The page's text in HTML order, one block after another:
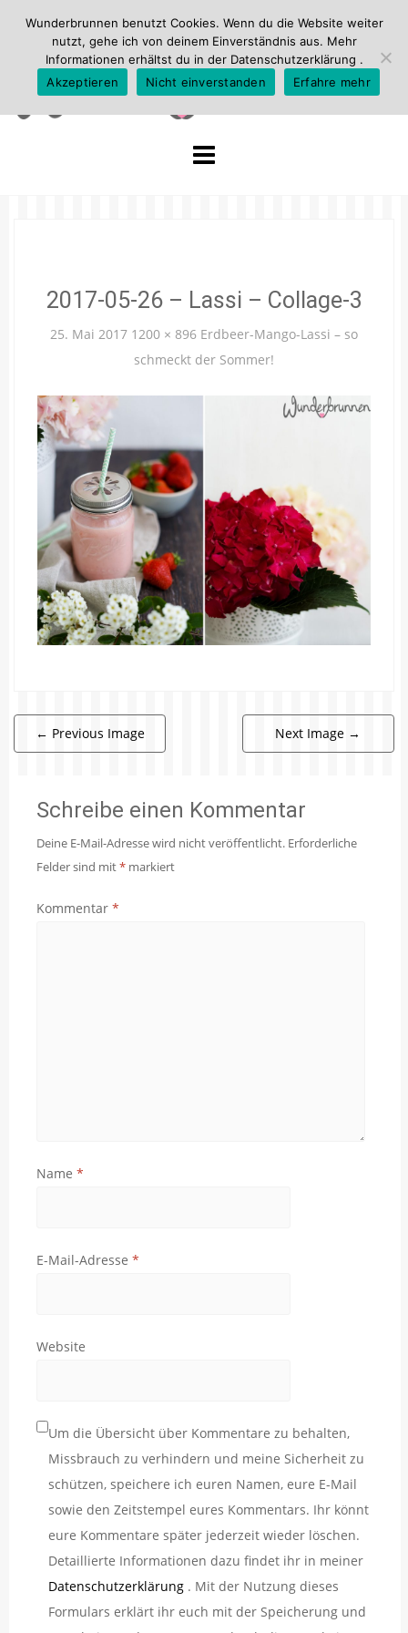
2017-05-26 – Lassi – Collage-3
25. Mai 2017 1200 × 896 Erdbeer-Mango-Lassi – so
schmeckt der Sommer!
← Previous Image Next Image →
Schreibe einen Kommentar
Deine E-Mail-Adresse wird nicht veröffentlicht. Erforderliche
Felder sind mit* markiert
Kommentar *
Name *
E-Mail-Adresse *
Website
Um die Übersicht über Kommentare zu behalten,
Missbrauch zu verhindern und meine Sicherheit zu
schützen, speichere ich euren Namen, eure E-Mail
sowie den Zeitstempel eures Kommentars. Ihr könnt
eure Kommentare später jederzeit wieder löschen.
Detaillierte Informationen dazu findet ihr in meiner
Datenschutzerklärung . Mit der Nutzung dieses
Formulars erklärt ihr euch mit der Speicherung und
Wunderbrunnen benutzt Cookies. Wenn du die Website weiter
nutzt, gehe ich von deinem Einverständnis aus. Mehr
Informationen erhältst du in der Datenschutzerklärung .
Akzeptieren
Nicht einverstanden Erfahre mehr